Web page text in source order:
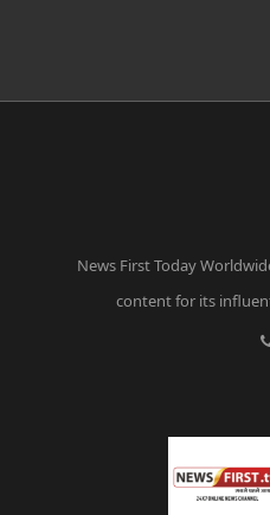
News First Today
content for its